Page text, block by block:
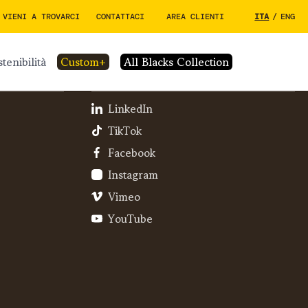
VIENI A TROVARCI CONTATTACI AREA CLIENTI ITA / ENG
custom+ All Blacks Collection
LinkedIn
TikTok
Facebook
Instagram
Vimeo
YouTube